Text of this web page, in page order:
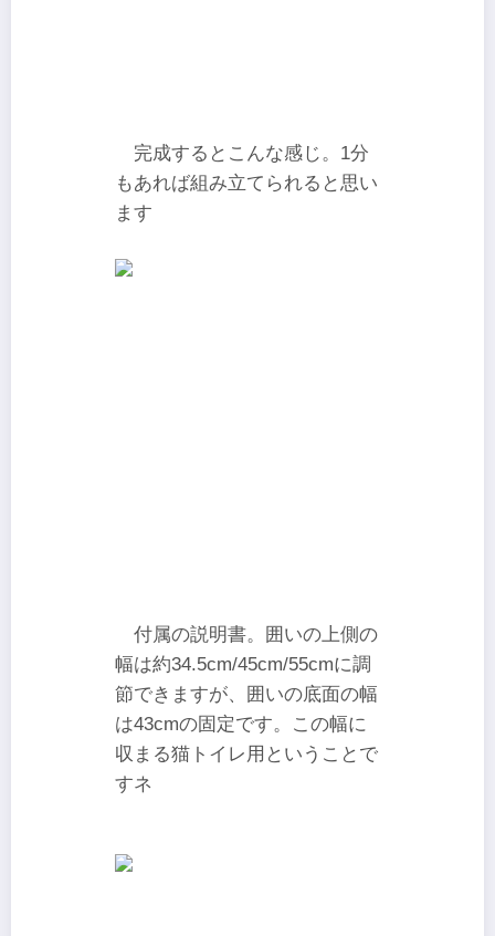
完成するとこんな感じ。1分
もあれば組み立てられると思い
ます
付属の説明書。囲いの上側の
幅は約34.5cm/45cm/55cmに調
節できますが、囲いの底面の幅
は43cmの固定です。この幅に
収まる猫トイレ用ということで
すネ